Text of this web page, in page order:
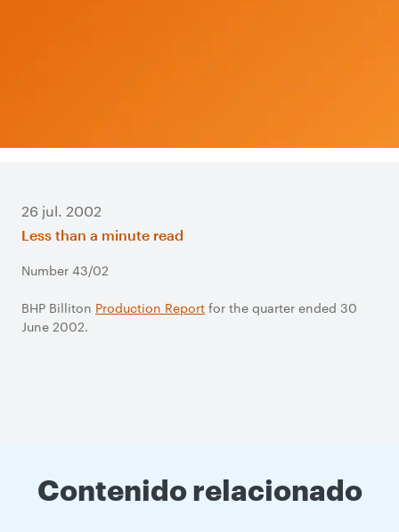
26 jul. 2002
Less than a minute read
Number 43/02
BHP Billiton Production Report for the quarter ended 30
June 2002.
Contenido relacionado